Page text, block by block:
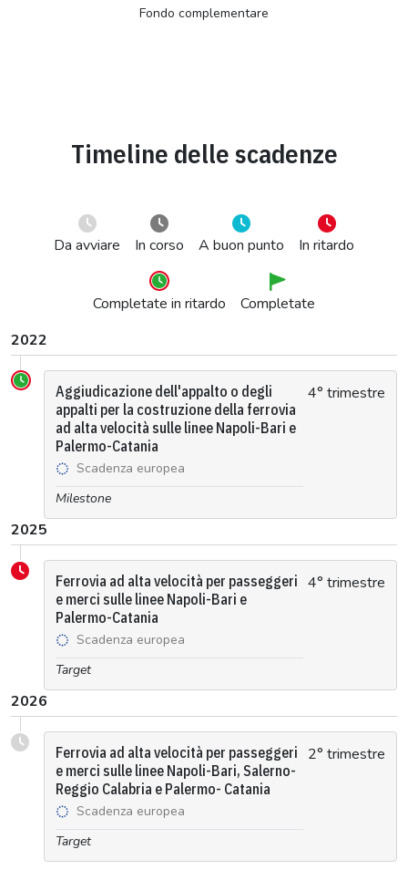
Fondo complementare
Timeline delle scadenze
Da avviare In corso A buon punto In ritardo
Completate in ritardo
Completate
2022
Aggiudicazione dell'appalto o degli
appalti per la costruzione della ferrovia
ad alta velocità sulle linee Napoli-Bari e
Palermo-Catania
Scadenza europea
Milestone
4° trimestre
2025
Ferrovia ad alta velocità per passeggeri
e merci sulle linee Napoli-Bari e
Palermo-Catania
Scadenza europea
Target
4° trimestre
2026
Ferrovia ad alta velocità per passeggeri
e merci sulle linee Napoli-Bari, Salerno-
Reggio Calabria e Palermo- Catania
Scadenza europea
Target
2° trimestre